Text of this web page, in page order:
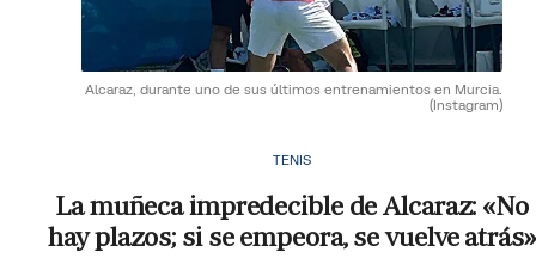
Alcaraz, durante uno de sus últimos entrenamientos en Murcia.
(Instagram)
TENIS
La muñeca impredecible de Alcaraz: «No
hay plazos; si se empeora, se vuelve atrás»